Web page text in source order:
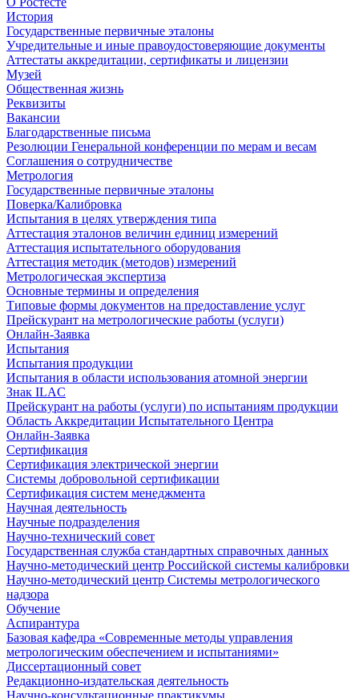
История
Государственные первичные эталоны
Учредительные и иные правоудостоверяющие документы
Аттестаты аккредитации, сертификаты и лицензии
Музей
Общественная жизнь
Реквизиты
Вакансии
Благодарственные письма
Резолюции Генеральной конференции по мерам и весам
Соглашения о сотрудничестве
Метрология
Государственные первичные эталоны
Поверка/Калибровка
Испытания в целях утверждения типа
Аттестация эталонов величин единиц измерений
Аттестация испытательного оборудования
Аттестация методик (методов) измерений
Метрологическая экспертиза
Основные термины и определения
Типовые формы документов на предоставление услуг
Прейскурант на метрологические работы (услуги)
Онлайн-Заявка
Испытания
Испытания продукции
Испытания в области использования атомной энергии
Знак ILAC
Прейскурант на работы (услуги) по испытаниям продукции
Область Аккредитации Испытательного Центра
Онлайн-Заявка
Сертификация
Сертификация электрической энергии
Системы добровольной сертификации
Сертификация систем менеджмента
Научная деятельность
Научные подразделения
Научно-технический совет
Государственная служба стандартных справочных данных
Научно-методический центр Российской системы калибровки
Научно-методический центр Системы метрологического
надзора
Обучение
Аспирантура
Базовая кафедра «Современные методы управления
метрологическим обеспечением и испытаниями»
Диссертационный совет
Редакционно-издательская деятельность
Научно-консультационные практикумы